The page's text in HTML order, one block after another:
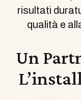
risultati
qualità e
Un